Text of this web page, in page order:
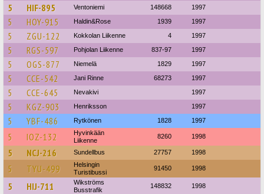
5 HIF-895 Ventoniemi 148668 1997
5 HOY-915 Haldin&Rose 1939 1997
5 ZGU-122 Kokkolan Liikenne 4 1997
5 RGS-597 Pohjolan Liikenne 837-97 1997
5 OGS-877 Niemelä 1829 1997
5 CCE-542 Jani Rinne 68273 1997
5 CCE-645 Nevakivi 1997
5 KGZ-903 Henriksson 1997
5 YBF-486 Rytkönen 1828 1997
5 IOZ-132
Hyvinkään
Liikenne
8260 1998
5 NCJ-216 Sundellbus 27757 1998
5 TYU-499
Helsingin
Turistibussi
91450 1998
5 HIJ-711
Wikströms
Busstrafik
148832 1998